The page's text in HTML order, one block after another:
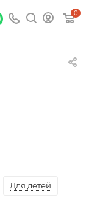
0
Для детей